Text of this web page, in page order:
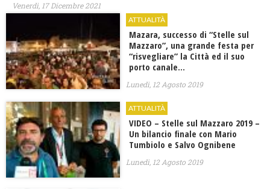
Venerdì, 17 Dicembre 2021
ATTUALITÀ
Mazara, successo di “Stelle sul
Mazzaro”, una grande festa per
“risvegliare” la Città ed il suo
porto canale…
Lunedì, 12 Agosto 2019
ATTUALITÀ
VIDEO – Stelle sul Mazzaro 2019 –
Un bilancio finale con Mario
Tumbiolo e Salvo Ognibene
Lunedì, 12 Agosto 2019